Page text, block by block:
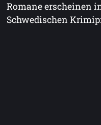
Romane erscheinen
Schwedischen